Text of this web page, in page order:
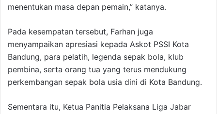
menentukan masa depan pemain,” katanya.
Pada kesempatan tersebut, Farhan juga
menyampaikan apresiasi kepada Askot PSSI Kota
Bandung, para pelatih, legenda sepak bola, klub
pembina, serta orang tua yang terus mendukung
perkembangan sepak bola usia dini di Kota Bandung.
Sementara itu, Ketua Panitia Pelaksana Liga Jabar